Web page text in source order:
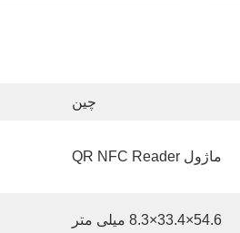
چین
ماژول QR NFC Reader
54.6×33.4×8.3 میلی متر